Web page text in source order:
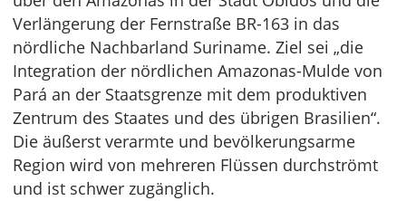
Verlängerung der Fernstraße BR-163 in das
nördliche Nachbarland Suriname. Ziel sei „die
Integration der nördlichen Amazonas-Mulde von
Pará an der Staatsgrenze mit dem produktiven
Zentrum des Staates und des übrigen Brasilien“.
Die äußerst verarmte und bevölkerungsarme
Region wird von mehreren Flüssen durchströmt
und ist schwer zugänglich.